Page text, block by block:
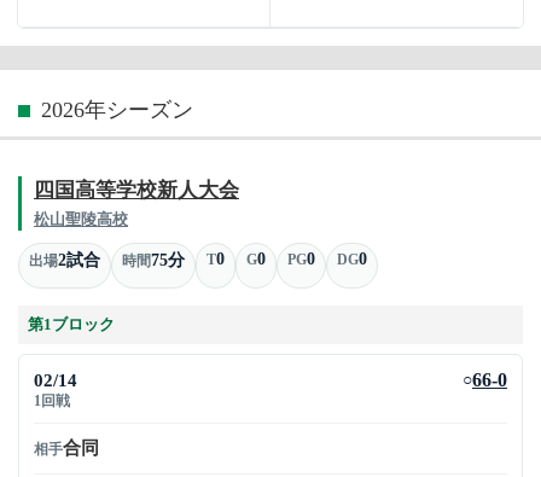
2026年シーズン
四国高等学校新人大会
松山聖陵高校
出場2試合 時間75分 T0 G0 PG0 DG0
第1ブロック
02/14
1回戦
○66-0
相手合同